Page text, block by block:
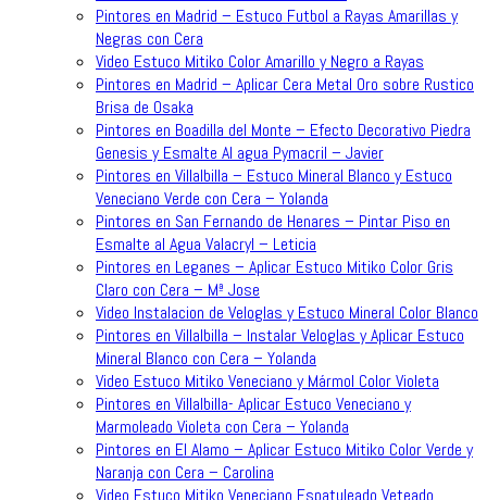
Pintores en Madrid – Estuco Futbol a Rayas Amarillas y
Negras con Cera
Video Estuco Mitiko Color Amarillo y Negro a Rayas
Pintores en Madrid – Aplicar Cera Metal Oro sobre Rustico
Brisa de Osaka
Pintores en Boadilla del Monte – Efecto Decorativo Piedra
Genesis y Esmalte Al agua Pymacril – Javier
Pintores en Villalbilla – Estuco Mineral Blanco y Estuco
Veneciano Verde con Cera – Yolanda
Pintores en San Fernando de Henares – Pintar Piso en
Esmalte al Agua Valacryl – Leticia
Pintores en Leganes – Aplicar Estuco Mitiko Color Gris
Claro con Cera – Mª Jose
Video Instalacion de Veloglas y Estuco Mineral Color Blanco
Pintores en Villalbilla – Instalar Veloglas y Aplicar Estuco
Mineral Blanco con Cera – Yolanda
Video Estuco Mitiko Veneciano y Mármol Color Violeta
Pintores en Villalbilla- Aplicar Estuco Veneciano y
Marmoleado Violeta con Cera – Yolanda
Pintores en El Alamo – Aplicar Estuco Mitiko Color Verde y
Naranja con Cera – Carolina
Video Estuco Mitiko Veneciano Espatuleado Veteado